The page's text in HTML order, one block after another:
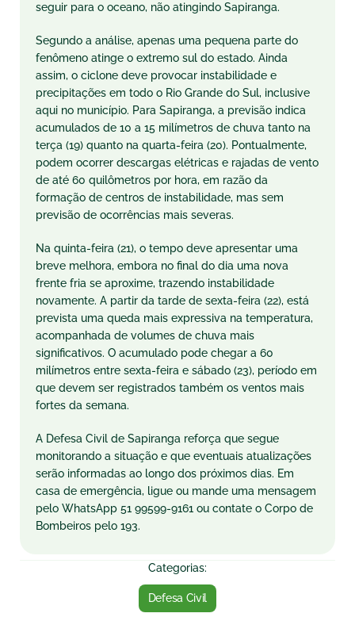
seguir para o oceano, não atingindo Sapiranga.
Segundo a análise, apenas uma pequena parte do
fenômeno atinge o extremo sul do estado. Ainda
assim, o ciclone deve provocar instabilidade e
precipitações em todo o Rio Grande do Sul, inclusive
aqui no município. Para Sapiranga, a previsão indica
acumulados de 10 a 15 milímetros de chuva tanto na
terça (19) quanto na quarta-feira (20). Pontualmente,
podem ocorrer descargas elétricas e rajadas de vento
de até 60 quilômetros por hora, em razão da
formação de centros de instabilidade, mas sem
previsão de ocorrências mais severas.
Na quinta-feira (21), o tempo deve apresentar uma
breve melhora, embora no final do dia uma nova
frente fria se aproxime, trazendo instabilidade
novamente. A partir da tarde de sexta-feira (22), está
prevista uma queda mais expressiva na temperatura,
acompanhada de volumes de chuva mais
significativos. O acumulado pode chegar a 60
milímetros entre sexta-feira e sábado (23), período em
que devem ser registrados também os ventos mais
fortes da semana.
A Defesa Civil de Sapiranga reforça que segue
monitorando a situação e que eventuais atualizações
serão informadas ao longo dos próximos dias. Em
casa de emergência, ligue ou mande uma mensagem
pelo WhatsApp 51 99599-9161 ou contate o Corpo de
Bombeiros pelo 193.
Categorias:
Defesa Civil